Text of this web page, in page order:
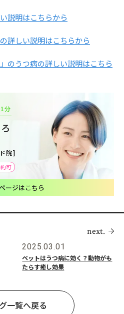
説明はこちらから
詳しい説明はこちらから
のうつ病の詳しい説明はこちら
分
院]
可
ージはこちら
next.
2025.03.01
ペットはうつ病に効く？動物がも
たらす癒し効果
一覧へ戻る